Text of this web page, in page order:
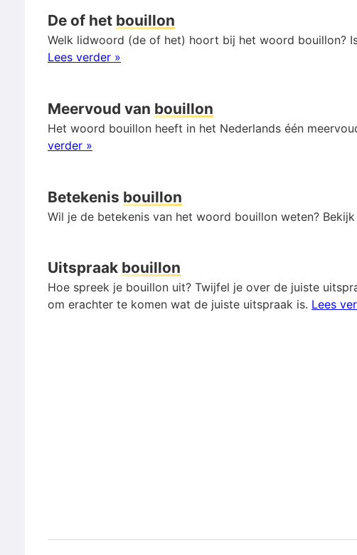
De of het bouillon
Welk lidwoord (de of het) hoort bij het woord bouillon?
Lees verder »
Meervoud van bouillon
Het woord bouillon heeft in het Nederlands één
verder »
Betekenis bouillon
Wil je de betekenis van het woord bouillon weten?
Uitspraak bouillon
Hoe spreek je bouillon uit? Twijfel je over de juiste
om erachter te komen wat de juiste uitspraak is. Lees